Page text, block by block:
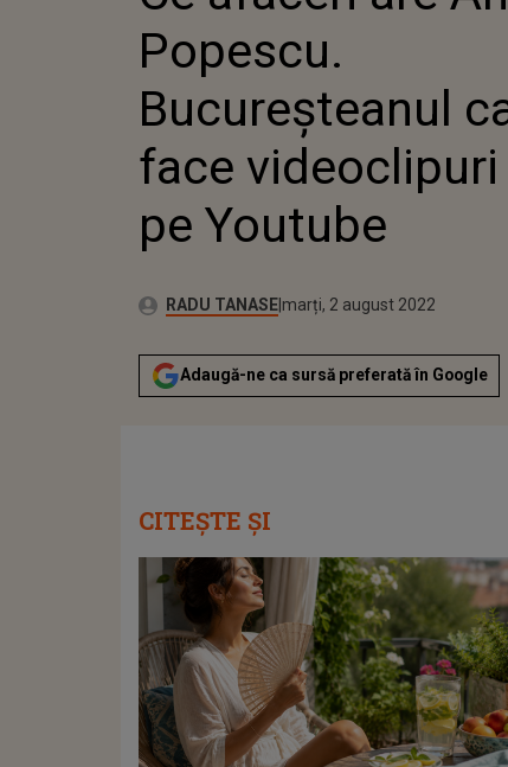
YOUTUBE
Popescu.
Bucureșteanul
face videoclipuri
pe Youtube
Autor:RADU TANASEPublicat:
luni, 2 august 2021
Actualizat:
marți, 2 august 2022
Adaugă-ne ca sursă preferată în Google
CITEȘTE ȘI